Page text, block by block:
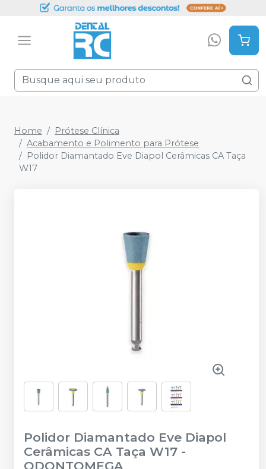
Home
Prótese Clínica
Acabamento e Polimento para Prótese
Polidor Diamantado Eve Diapol Cerâmicas CA Taça
W17
Polidor Diamantado Eve Diapol
Cerâmicas CA Taça W17 -
ODONTOMEGA